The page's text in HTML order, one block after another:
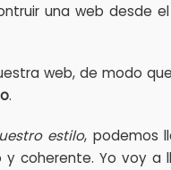
una web desde
web, de modo que
.
estilo, podemos
coherente. Yo voy a